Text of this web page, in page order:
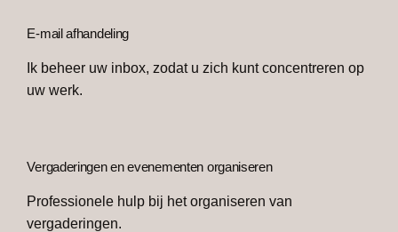
E-mail afhandeling
Ik beheer uw inbox, zodat u zich kunt concentreren op
uw werk.
Vergaderingen en evenementen organiseren
Professionele hulp bij het organiseren van
vergaderingen.